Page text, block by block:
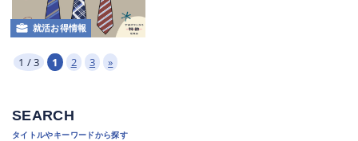
就活お得情報
1 / 3 1 2 3 »
SEARCH
タイトルやキーワードから探す